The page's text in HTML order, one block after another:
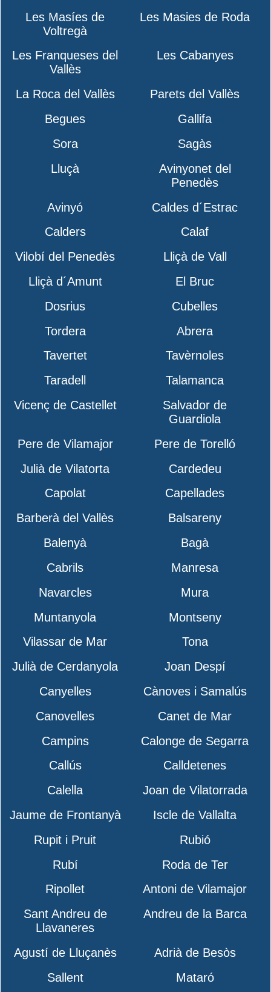
Les Masíes de
Voltregà
Les Masies de Roda
Les Franqueses del
Vallès
Les Cabanyes
La Roca del Vallès
Parets del Vallès
Begues
Gallifa
Sora
Sagàs
Lluçà
Avinyonet del
Penedès
Avinyó
Caldes d´Estrac
Calders
Calaf
Vilobí del Penedès
Lliçà de Vall
Lliçà d´Amunt
El Bruc
Dosrius
Cubelles
Tordera
Abrera
Tavertet
Tavèrnoles
Taradell
Talamanca
Vicenç de Castellet
Salvador de
Guardiola
Pere de Vilamajor
Pere de Torelló
Julià de Vilatorta
Cardedeu
Capolat
Capellades
Barberà del Vallès
Balsareny
Balenyà
Bagà
Cabrils
Manresa
Navarcles
Mura
Muntanyola
Montseny
Vilassar de Mar
Tona
Julià de Cerdanyola
Joan Despí
Canyelles
Cànoves i Samalús
Canovelles
Canet de Mar
Campins
Calonge de Segarra
Callús
Calldetenes
Calella
Joan de Vilatorrada
Jaume de Frontanyà
Iscle de Vallalta
Rupit i Pruit
Rubió
Rubí
Roda de Ter
Ripollet
Antoni de Vilamajor
Sant Andreu de
Llavaneres
Andreu de la Barca
Agustí de Lluçanès
Adrià de Besòs
Sallent
Mataró